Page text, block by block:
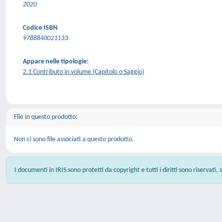
2020
Codice ISBN
9788840021133
Appare nelle tipologie:
2.1 Contributo in volume (Capitolo o Saggio)
File in questo prodotto:
Non ci sono file associati a questo prodotto.
I documenti in IRIS sono protetti da copyright e tutti i diritti sono riservati,